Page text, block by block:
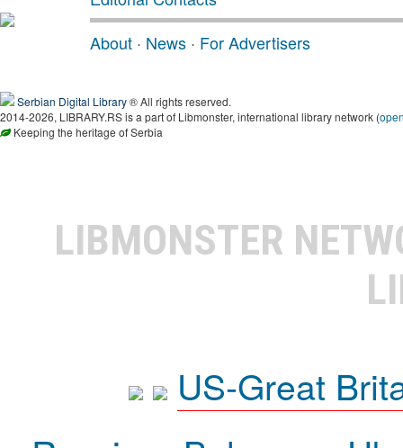
About · News · For Advertisers
Serbian Digital Library® All rights reserved.
2014-2026, LIBRARY.RS is a part of Libmonster, international library network (
Keeping the heritage of Serbia
LIBMONSTER
US-Great